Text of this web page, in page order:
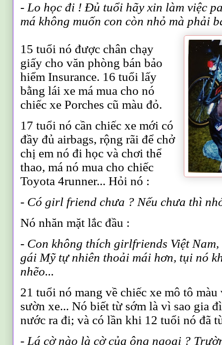
- Lo học đi ! Đủ tuổi hãy xin làm việc
má không muốn con còn nhỏ mà phải
15 tuổi nó được chân chạy
giấy cho văn phòng bán bảo
hiểm Insurance. 16 tuổi lấy
bằng lái xe má mua cho nó
chiếc xe Porches cũ màu đỏ.
17 tuổi nó cần chiếc xe mới có
đầy đủ airbags, rộng rãi để chở
chị em nó đi học và chơi thể
thao, má nó mua cho chiếc
Toyota 4runner... Hỏi nó :
- Có girl friend chưa ? Nếu chưa thì
Nó nhăn mặt lắc đầu :
- Con không thích girlfriends Việt
gái Mỹ tự nhiên thoải mái hơn, tụi nó
nhẽo...
21 tuổi nó mang về chiếc xe mô tô màu
sườn xe... Nó biết từ sớm là vì sao gia
nước ra đi; và có lần khi 12 tuổi nó đã
- Lá cờ nào là cờ của ông ngoại ?